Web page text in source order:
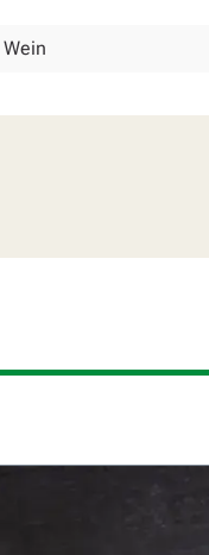
Wein